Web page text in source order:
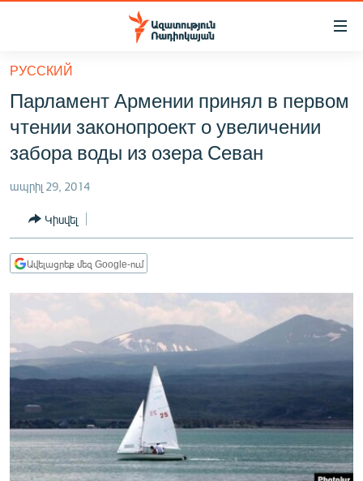
Մատչելիության
հիմնական
բովանդակությանը
հիմնական
մենյուին
ՀԱՅԱՍՏԱՆ
ՔԱՂԱՔԱԿԱՆ
ՀԱՍԱՐԱԿՈՒԹՅՈՒՆ
ՏՆՏԵՍՈՒԹՅՈՒՆ
ՂԱՐԱԲԱՂ
ՊԱՏԵՐԱԶՄԻ 6 ՇԱԲԱԹՆԵՐԸ
ՏԱՐԱԾԱՇՐՋԱՆ
ՄԻՋԱԶԳԱՅԻՆ
ՄՇԱԿՈՒՅԹ
ՍՊՈՐՏ
ՄԵԿՆԱԲԱՆՈՒԹՅՈՒՆ
РУССКИЙ
Парламент Армении принял в первом
чтении законопроект о увеличении
забора воды из озера Севан
ապրիլ 29, 2014
Կիսվել
Ավելացրեք մեզ Google-ում